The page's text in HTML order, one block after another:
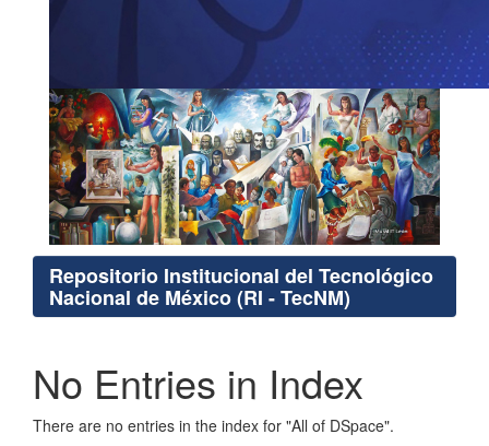
Repositorio Institucional del Tecnológico
Nacional de México (RI - TecNM)
No Entries in Index
There are no entries in the index for "All of DSpace".